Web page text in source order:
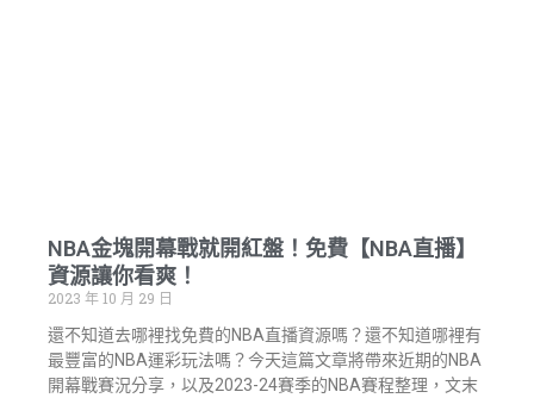
NBA金塊開幕戰就開紅盤！免費【NBA直播】
資源讓你看爽！
2023 年 10 月 29 日
還不知道去哪裡找免費的NBA直播資源嗎？還不知道哪裡有
最豐富的NBA運彩玩法嗎？今天這篇文章將帶來近期的NBA
開幕戰賽況分享，以及2023-24賽季的NBA賽程整理，文末